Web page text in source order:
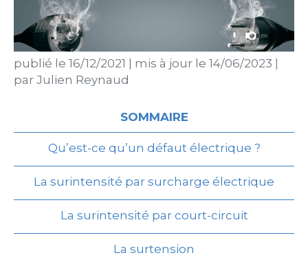
publié le 16/12/2021 mis à jour le 14/06/2023
par Julien Reynaud
SOMMAIRE
Qu’est-ce qu’un défaut électrique ?
La surintensité par surcharge électrique
La surintensité par court-circuit
La surtension